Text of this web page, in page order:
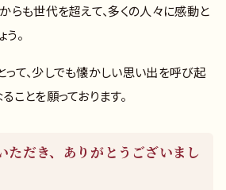
らも世代を超えて、多くの人々に感動と
。
て、少しでも懐かしい思い出を呼び起
ことを願っております。
ただき、ありがとうございまし